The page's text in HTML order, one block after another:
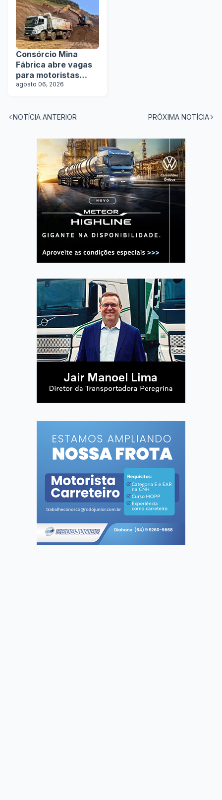
Consórcio Mina
Fábrica abre vagas
para motoristas
categoria D
agosto 06, 2026
NOTÍCIA ANTERIOR PRÓXIMA NOTÍCIA